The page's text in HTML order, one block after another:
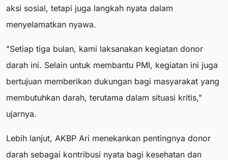
aksi sosial, tetapi juga langkah nyata dalam
menyelamatkan nyawa.
"Setiap tiga bulan, kami laksanakan kegiatan donor
darah ini. Selain untuk membantu PMI, kegiatan ini juga
bertujuan memberikan dukungan bagi masyarakat yang
membutuhkan darah, terutama dalam situasi kritis,"
ujarnya.
Lebih lanjut, AKBP Ari menekankan pentingnya donor
darah sebagai kontribusi nyata bagi kesehatan dan